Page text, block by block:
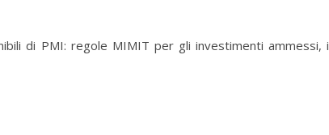
di PMI: regole MIMIT per gli investimenti ammessi, i